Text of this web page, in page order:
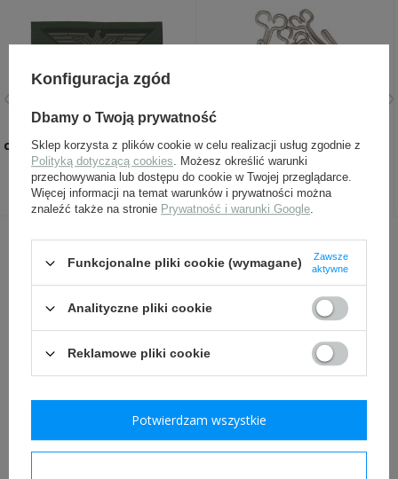
Adler WH BeVo M39, tło
ciemnozielone + szary orzeł -
replika
24,00 zł
1 sztuka
9,20 zł
INNI Z TYM PRODUKTEM KUPILI
TAKŻE:
Konfiguracja zgód
Dbamy o Twoją prywatność
Sklep korzysta z plików cookie w celu realizacji usług zgodnie z
Polityką dotyczącą cookies. Możesz określić warunki
przechowywania lub dostępu do cookie w Twojej przeglądarce.
Więcej informacji na temat warunków i prywatności można
znaleźć także na stronie Prywatność i warunki Google.
Funkcjonalne pliki cookie (wymagane)
Zawsze
aktywne
Analityczne pliki cookie
Reklamowe pliki cookie
Potwierdzam wszystkie